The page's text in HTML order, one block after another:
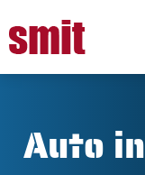
Auto